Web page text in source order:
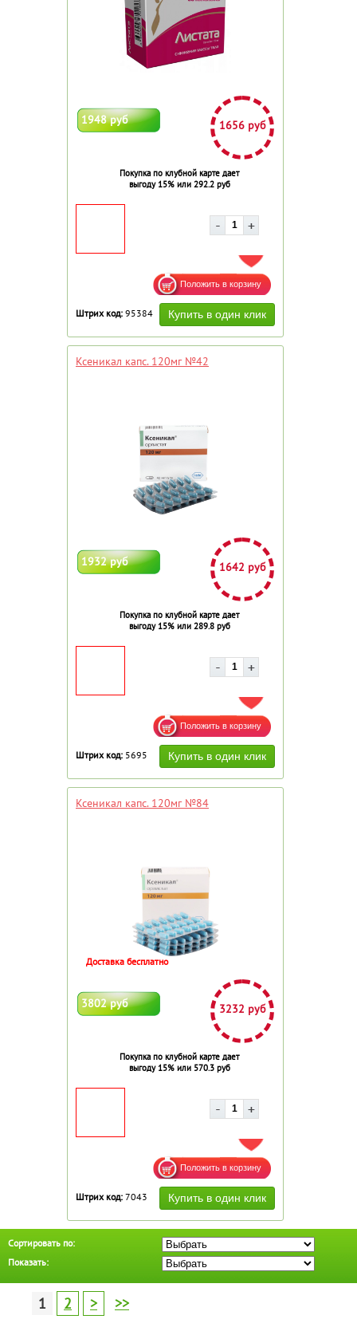
1948 руб 1656 руб
Покупка по клубной карте дает
выгоду 15% или 292.2 руб
ДОБАВИТЬ В ИЗБРАННОЕ
Штрих код: 95384
Ксеникал капс. 120мг №42
1932 руб 1642 руб
Покупка по клубной карте дает
выгоду 15% или 289.8 руб
ДОБАВИТЬ В ИЗБРАННОЕ
Штрих код: 5695
Ксеникал капс. 120мг №84
3802 руб 3232 руб
Покупка по клубной карте дает
выгоду 15% или 570.3 руб
Доставка бесплатно
ДОБАВИТЬ В ИЗБРАННОЕ
Штрих код: 7043
Сортировать по:
Показать:
1 2 > >>